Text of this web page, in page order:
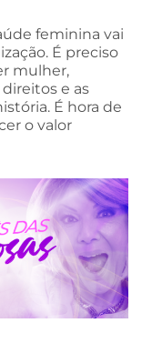
feminina vai
É preciso
mulher,
e as
É hora de
o valor